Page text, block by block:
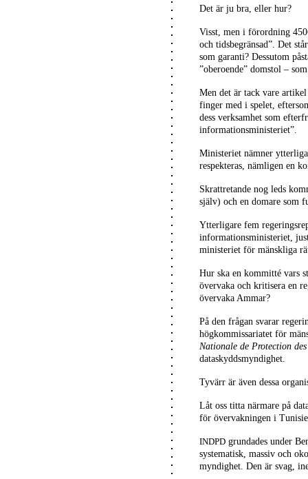
Det är ju bra, eller hur?
Visst, men i förordning
och tidsbegränsad”. Det
som garanti? Dessutom
”oberoende” domstol –
Men det är tack vare
finger med i spelet,
dess verksamhet som
informationsministeriet”.
Ministeriet nämner
respekteras, nämligen en
Skrattretande nog leds
själv) och en domare som
Ytterligare fem
informationsministeriet,
ministeriet för mänskliga
Hur ska en kommitté vars
övervaka och kritisera en
övervaka Ammar?
På den frågan svarar
högkommissariatet för
Nationale de Protection
dataskyddsmyndighet.
Tyvärr är även dessa
Låt oss titta närmare på
för övervakningen i
INDPD grundades under
systematisk, massiv och
myndighet. Den är svag,